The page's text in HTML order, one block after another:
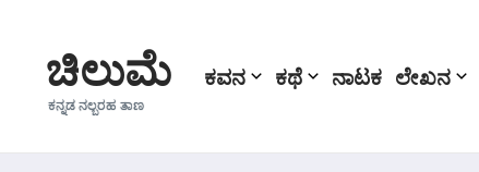
ಚಿಲುಮೆ
ಕನ್ನಡ ನಲ್ಬರಹ ತಾಣ
ಕವನ ಕಥೆ ನಾಟಕ ಲೇಖನ